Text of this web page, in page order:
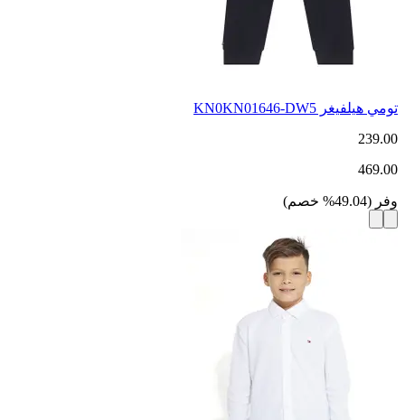
تومي هيلفيغر KN0KN01646-DW5
239.00
469.00
وفر (
49.04
% خصم)